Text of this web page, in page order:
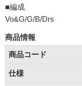
■編成
Vo&G/G/B/Drs
商品情報
商品コード
仕様